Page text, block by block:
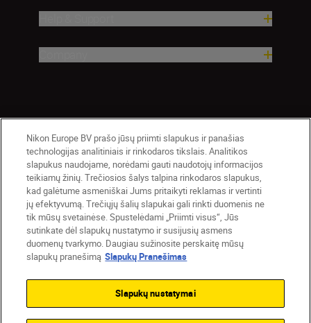
Lietuva Nikon Sites
Contact Us Privacy Notice
Terms of Use
Cookie Notice
Cookie Settings
© 2026 Nikon
Back to top
Nikon Europe BV prašo jūsų priimti slapukus ir panašias
technologijas analitiniais ir rinkodaros tikslais. Analitikos
slapukus naudojame, norėdami gauti naudotojų informacijos
teikiamų žinių. Trečiosios šalys talpina rinkodaros slapukus,
kad galėtume asmeniškai Jums pritaikyti reklamas ir vertinti
jų efektyvumą. Trečiųjų šalių slapukai gali rinkti duomenis ne
tik mūsų svetainėse. Spustelėdami „Priimti visus“, Jūs
sutinkate dėl slapukų nustatymo ir susijusių asmens
duomenų tvarkymo. Daugiau sužinosite perskaitę mūsų
slapukų pranešimą Slapukų Pranešimas
Slapukų nustatymai